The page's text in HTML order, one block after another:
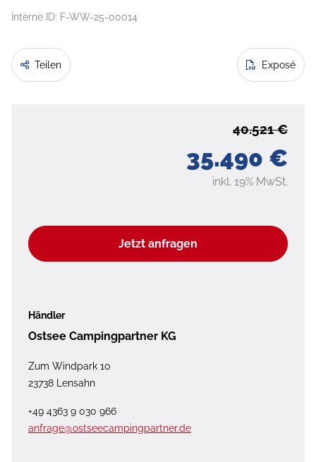
Interne ID: F-WW-25-00014
Teilen Exposé
35.490 €
40.521 €
inkl. 19% MwSt.
Jetzt anfragen
Händler
Ostsee Campingpartner KG
Zum Windpark 10
23738 Lensahn
+49 4363 9 030 966
anfrage@ostseecampingpartner.de